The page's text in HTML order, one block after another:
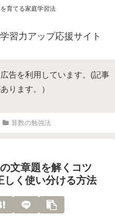
育てる家庭学習法
習力アップ応援サイト
告を利用しています。(記事
ります。）
算数の勉強法
文章題を解くコツ
しく使い分ける方法